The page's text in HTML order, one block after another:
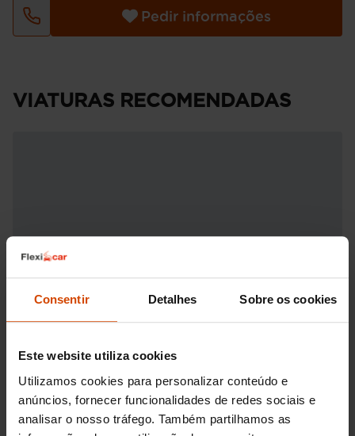
Consentir Detalhes Sobre os cookies
Este website utiliza cookies
Utilizamos cookies para personalizar conteúdo e
anúncios, fornecer funcionalidades de redes sociais e
analisar o nosso tráfego. Também partilhamos as
Pedir informações
VIATURAS RECOMENDADAS